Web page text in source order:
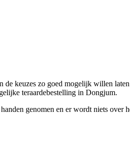
de keuzes zo goed mogelijk willen
teraardebestelling in Dongjum.
genomen en er wordt niets over